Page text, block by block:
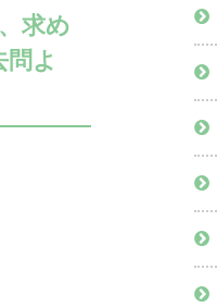
求め
よ